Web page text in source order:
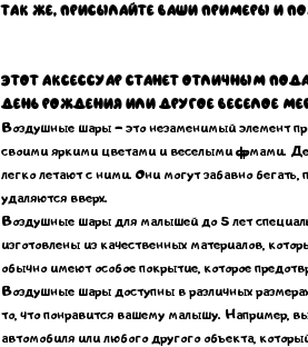
Так же, присылайте ваши примеры и
Этот аксессуар станет отличным
день рождения или другое веселое
Воздушные шары - это незаменимый элемент
своими яркими цветами и веселыми формами.
легко летают с ними. Они могут забавно
удаляются вверх.
Воздушные шары для малышей до 5 лет
изготовлены из качественных материалов,
обычно имеют особое покрытие, которое
Воздушные шары доступны в различных
то, что понравится вашему малышу. Например,
автомобиля или любого другого объекта,